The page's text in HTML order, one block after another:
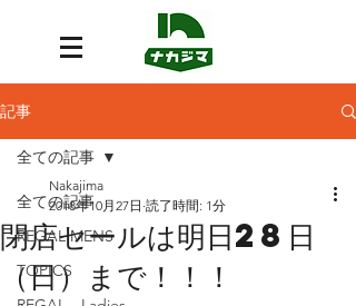
記事
全ての記事
REGAL MENS
TOPICS
全ての記事
閉店セールは明日28日
（日）まで！！！
Nakajima
2018年10月27日 読了時間: 1分